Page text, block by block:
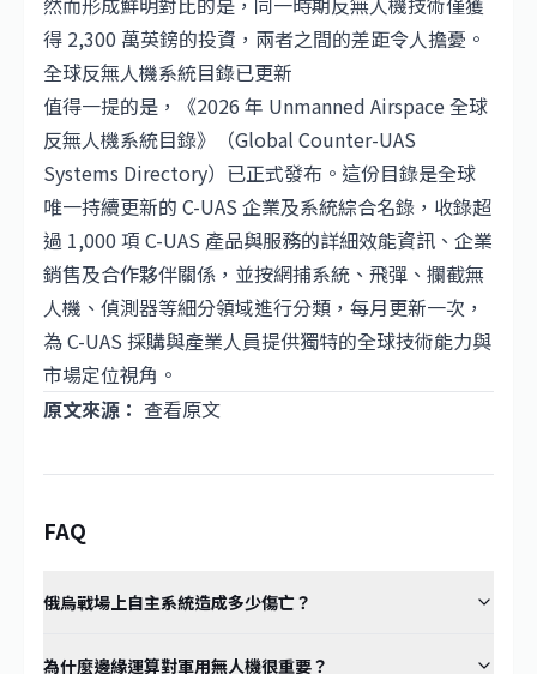
得 2,300 萬英鎊的投資，兩者之間的差距令人擔憂。
全球反無人機系統目錄已更新
值得一提的是，《2026 年 Unmanned Airspace 全球
反無人機系統目錄》（Global Counter-UAS
Systems Directory）已正式發布。這份目錄是全球
唯一持續更新的 C-UAS 企業及系統綜合名錄，收錄超
過 1,000 項 C-UAS 產品與服務的詳細效能資訊、企業
銷售及合作夥伴關係，並按網捕系統、飛彈、攔截無
人機、偵測器等細分領域進行分類，每月更新一次，
為 C-UAS 採購與產業人員提供獨特的全球技術能力與
市場定位視角。
原文來源： 查看原文
FAQ
俄烏戰場上自主系統造成多少傷亡？
為什麼邊緣運算對軍用無人機很重要？